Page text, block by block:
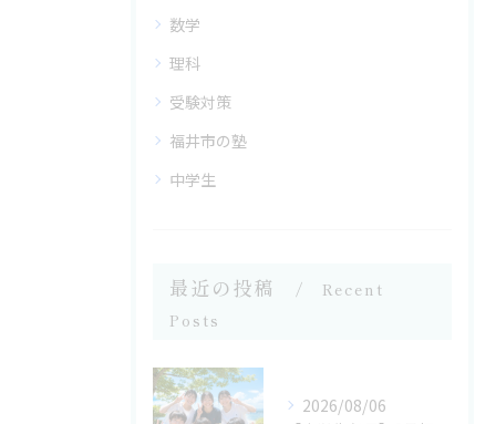
数学
理科
受験対策
福井市の塾
中学生
最近の投稿
Recent
Posts
2026/08/06